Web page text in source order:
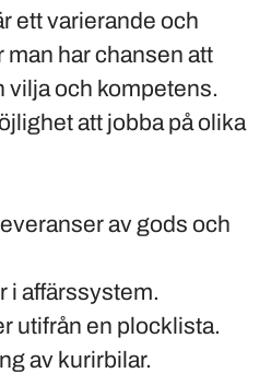
ett varierande och
har chansen att
vilja och kompetens.
att jobba påolika
av gods och
i affärssystem.
utifrån en plocklista.
av kurirbilar.